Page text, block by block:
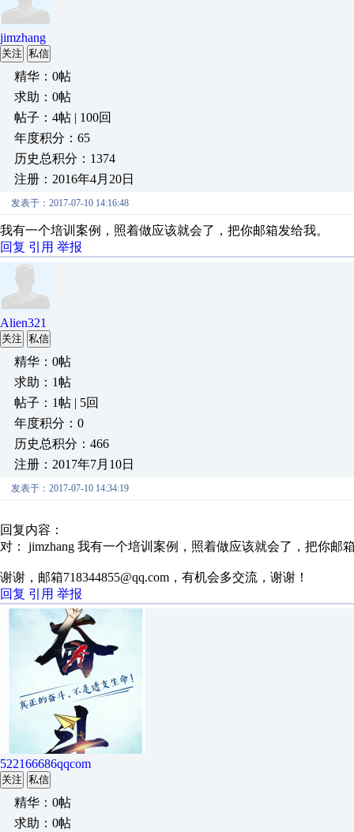
jimzhang
关注 私信
精华：0帖
求助：0帖
帖子：4帖 | 100回
年度积分：65
历史总积分：1374
注册：2016年4月20日
发表于：2017-07-10 14:16:48
我有一个培训案例，照着做应该就会了，把你邮箱发给我。
回复 引用 举报
Alien321
关注 私信
精华：0帖
求助：1帖
帖子：1帖 | 5回
年度积分：0
历史总积分：466
注册：2017年7月10日
发表于：2017-07-10 14:34:19
回复内容：
对： jimzhang 我有一个培训案例，照着做应该就会了，把你邮
谢谢，邮箱718344855@qq.com，有机会多交流，谢谢！
回复 引用 举报
522166686qqcom
关注 私信
精华：0帖
求助：0帖